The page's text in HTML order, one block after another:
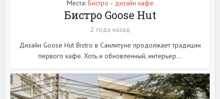
Места: Бистро • дизайн кафе
Бистро Goose Hut
2 года назад
Дизайн Goose Hut Bistro в Санлитуне продолжает традиции
первого кафе. Хоть и обновленный, интерьер...